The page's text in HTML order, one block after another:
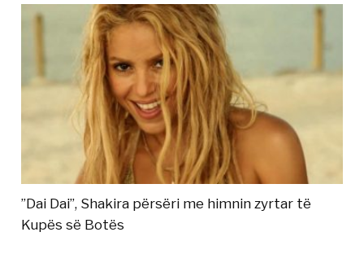
”Dai Dai”, Shakira përsëri me himnin zyrtar të
Kupës së Botës